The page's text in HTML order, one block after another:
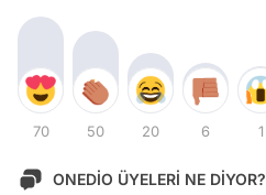
70 50 20 6 1
ONEDİO ÜYELERİ NE DİYOR?